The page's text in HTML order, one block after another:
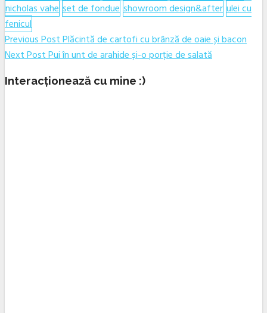
nicholas vahe set de fondue showroom design&after ulei cu
fenicul
Navigare
în
articole
Previous PostPrevious
post:
Plăcintă de cartofi cu brânză de oaie și bacon
Next PostNext
Pui în unt de arahide și-o porție de salată
Interacționează cu mine :)